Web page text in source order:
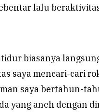
lalu
biasanya
saya mencari-cari
saya bertahun-
yang aneh dengan